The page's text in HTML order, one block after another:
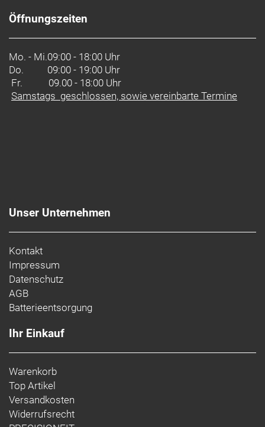
Öffnungszeiten
Mo. - Mi.09:00 - 18:00 Uhr
Do.
09:00 - 19:00 Uhr
Fr. 09.00 - 18:00 Uhr
Samstags geschlossen, sowie vereinbarte Termine
Unser Unternehmen
Kontakt
Impressum
Datenschutz
AGB
Batterieentsorgung
Ihr Einkauf
Warenkorb
Top Artikel
Versandkosten
Widerrufsrecht